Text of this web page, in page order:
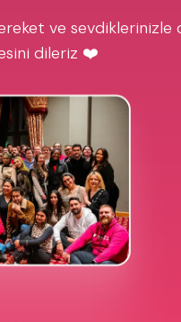
ve sevdiklerinizle
dileriz ❤️